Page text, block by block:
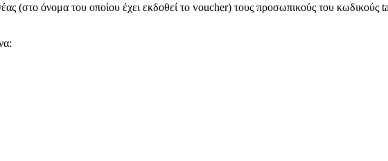
(στο όνομα του οποίου έχει εκδοθεί το voucher) τους προσωπικούς του κωδικούς